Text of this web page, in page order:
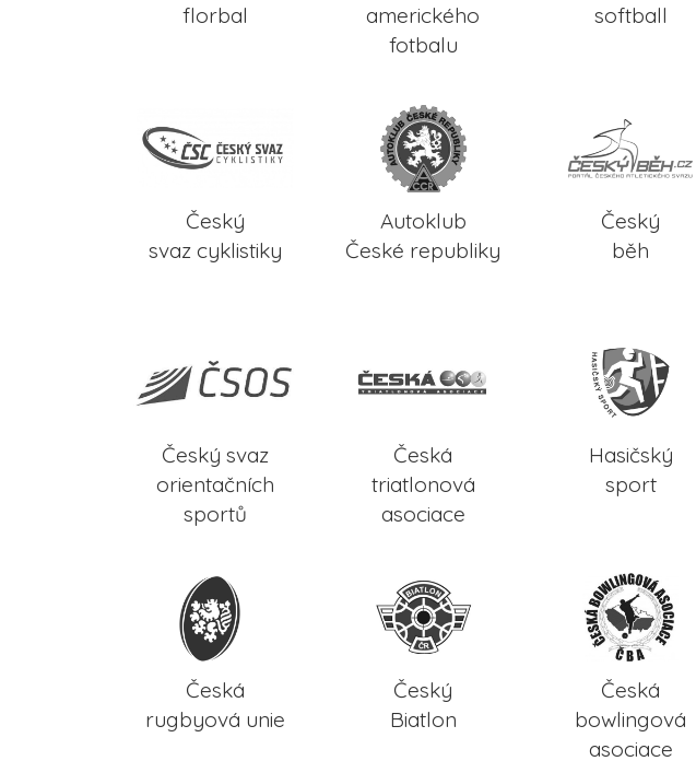
florbal
amerického
fotbalu
softball
Český
svaz cyklistiky
Autoklub
České republiky
Český
běh
Český svaz
orientačních
sportů
Česká
triatlonová
asociace
Hasičský
sport
Česká
rugbyová unie
Český
Biatlon
Česká
bowlingová
asociace